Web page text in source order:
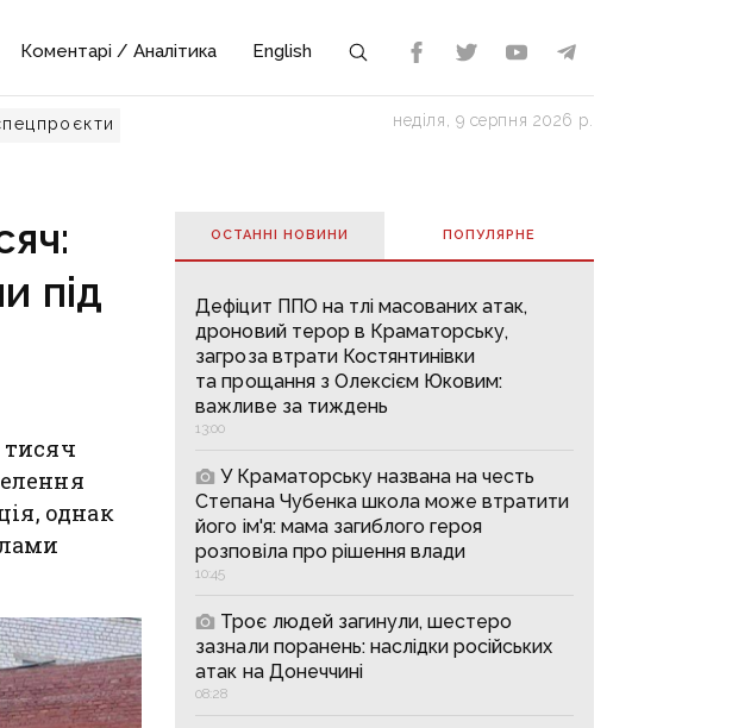
Коментарі / Аналітика English
неділя, 9 серпня 2026 р.
під
тисяч
однак
ОСТАННІ НОВИНИ ПОПУЛЯРНE
Дефіцит ППО на тлі масованих атак,
дроновий терор в Краматорську,
загроза втрати Костянтинівки
та прощання з Олексієм Юковим:
важливе за тиждень
13:00
У Краматорську названа на честь
Степана Чубенка школа може втратити
його ім'я: мама загиблого героя
розповіла про рішення влади
10:45
Троє людей загинули, шестеро
зазнали поранень: наслідки російських
атак на Донеччині
08:28